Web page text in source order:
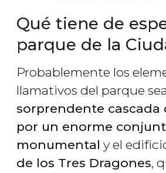
Qué tiene de
parque de la
Probablemente los
llamativos del parque
sorprendente cascada
por un enorme
monumental y el
de los Tres Dragones,